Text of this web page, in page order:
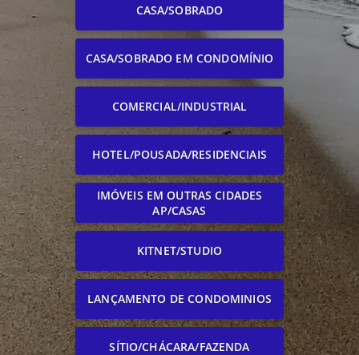
CASA/SOBRADO
CASA/SOBRADO EM CONDOMÍNIO
COMERCIAL/INDUSTRIAL
HOTEL/POUSADA/RESIDENCIAIS
IMÓVEIS EM OUTRAS CIDADES
AP/CASAS
KITNET/STUDIO
LANÇAMENTO DE CONDOMINIOS
SÍTIO/CHÁCARA/FAZENDA